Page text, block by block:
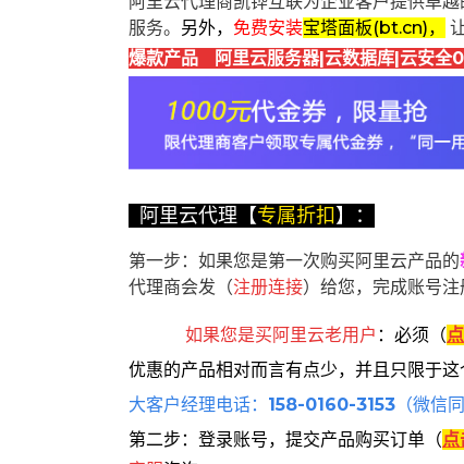
服务。 另外， 免费安装宝塔面板(bt.cn)，
爆款产品 阿里云服务器|云数据库|云安全
阿里云代理【专属折扣】：
第一步：如果您是第一次购买阿里云产品的
代理商会发（注册连接）给您，完成账号注
如果您是买阿里云老用户 ： 必须 （
优惠的产品相对而言有点少，并且只限于
大客户经理电话： 158-0160-3153 （微信
第二步：登录账号，提交产品购买订单（